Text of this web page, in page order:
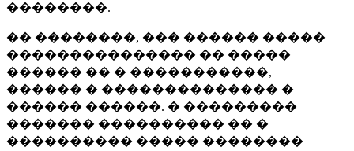
��������.
�� ��������, ��� ������ �����
��������������� �� �����
������ �� � �����������,
������ � �������������� �
������ ������. � ���������
������� ���������� �� �
���������� ����� ��������